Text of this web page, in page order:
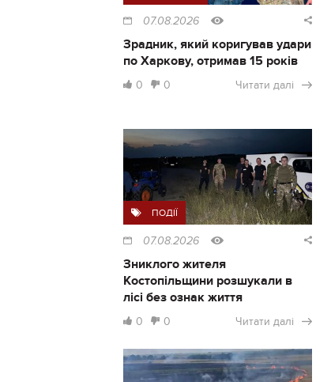
07.08.2026
Зрадник, який коригував удари
по Харкову, отримав 15 років
0 0 Читати далі
ПОДІЇ
07.08.2026
Зниклого жителя
Костопільщини розшукали в
лісі без ознак життя
0 0 Читати далі